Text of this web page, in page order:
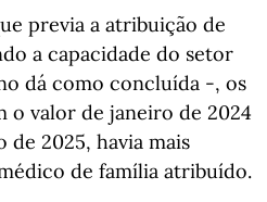
previa a atribuição de
a capacidade do setor
dá como concluída -, os
o valor de janeiro de 2024
de 2025, havia mais
de família atribuído.